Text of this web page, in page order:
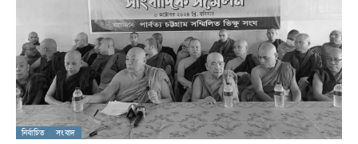
নির্বাচিত সংবাদ